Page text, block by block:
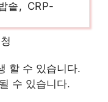
운
상품 추천 제
1개
할 수 있습니다.
수 있습니다.